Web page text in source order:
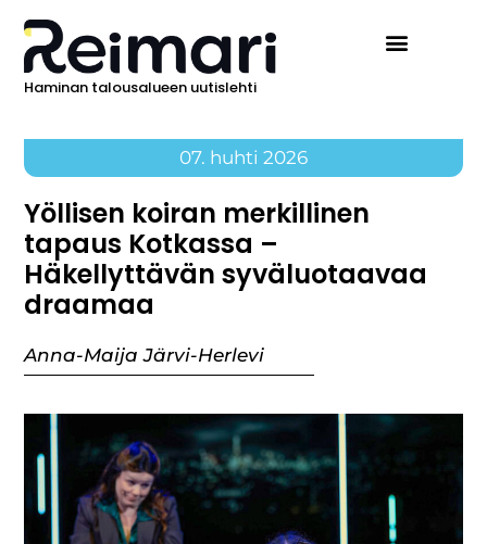
Haminan talousalueen uutislehti
07. huhti 2026
Yöllisen koiran merkillinen
tapaus Kotkassa –
Häkellyttävän syväluotaavaa
draamaa
Anna-Maija Järvi-Herlevi